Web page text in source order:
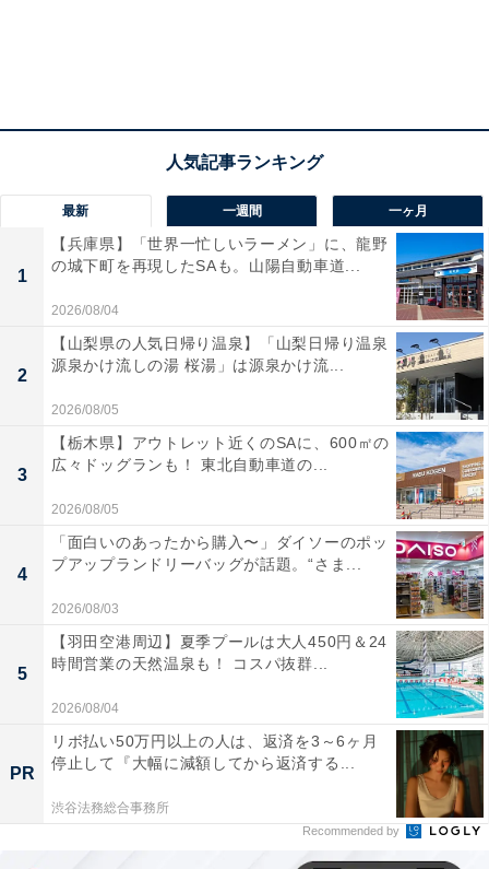
ートとの相性も抜群！ ボールチェーン付きなので一緒に
さで、コインやリップなど小物を入れるのにぴったりな
サイズです。
ロゴ入り保冷巾着
ロゴ入り保冷巾着
さらに、『I’m donut？』のロゴ入り保冷機能付き巾着
も。白地にロゴというシンプルなデザインなので使い勝
手抜群。口を絞ればしっかりと保冷してくれるので、気
温が高くなる季節のお出かけにぴったりです。大きさは
縦29×横18×マチ11センチと深さがあるので、ランチボッ
クスも重ねて入れられます。
最新 一週間 一ヶ月
1
【兵庫県】「世界一忙しいラーメン」に、龍野
の城下町を再現したSAも。山陽自動車道...
2026/08/04
2
【山梨県の人気日帰り温泉】「山梨日帰り温泉
源泉かけ流しの湯 桜湯」は源泉かけ流...
2026/08/05
3
【栃木県】アウトレット近くのSAに、600㎡の
広々ドッグランも！ 東北自動車道の...
2026/08/05
4
「面白いのあったから購入〜」ダイソーのポッ
プアップランドリーバッグが話題。“さま...
2026/08/03
5
【羽田空港周辺】夏季プールは大人450円＆24
時間営業の天然温泉も！ コスパ抜群...
2026/08/04
PR
リボ払い50万円以上の人は、返済を3～6ヶ月
停止して『大幅に減額してから返済する...
渋谷法務総合事務所
Recommended by